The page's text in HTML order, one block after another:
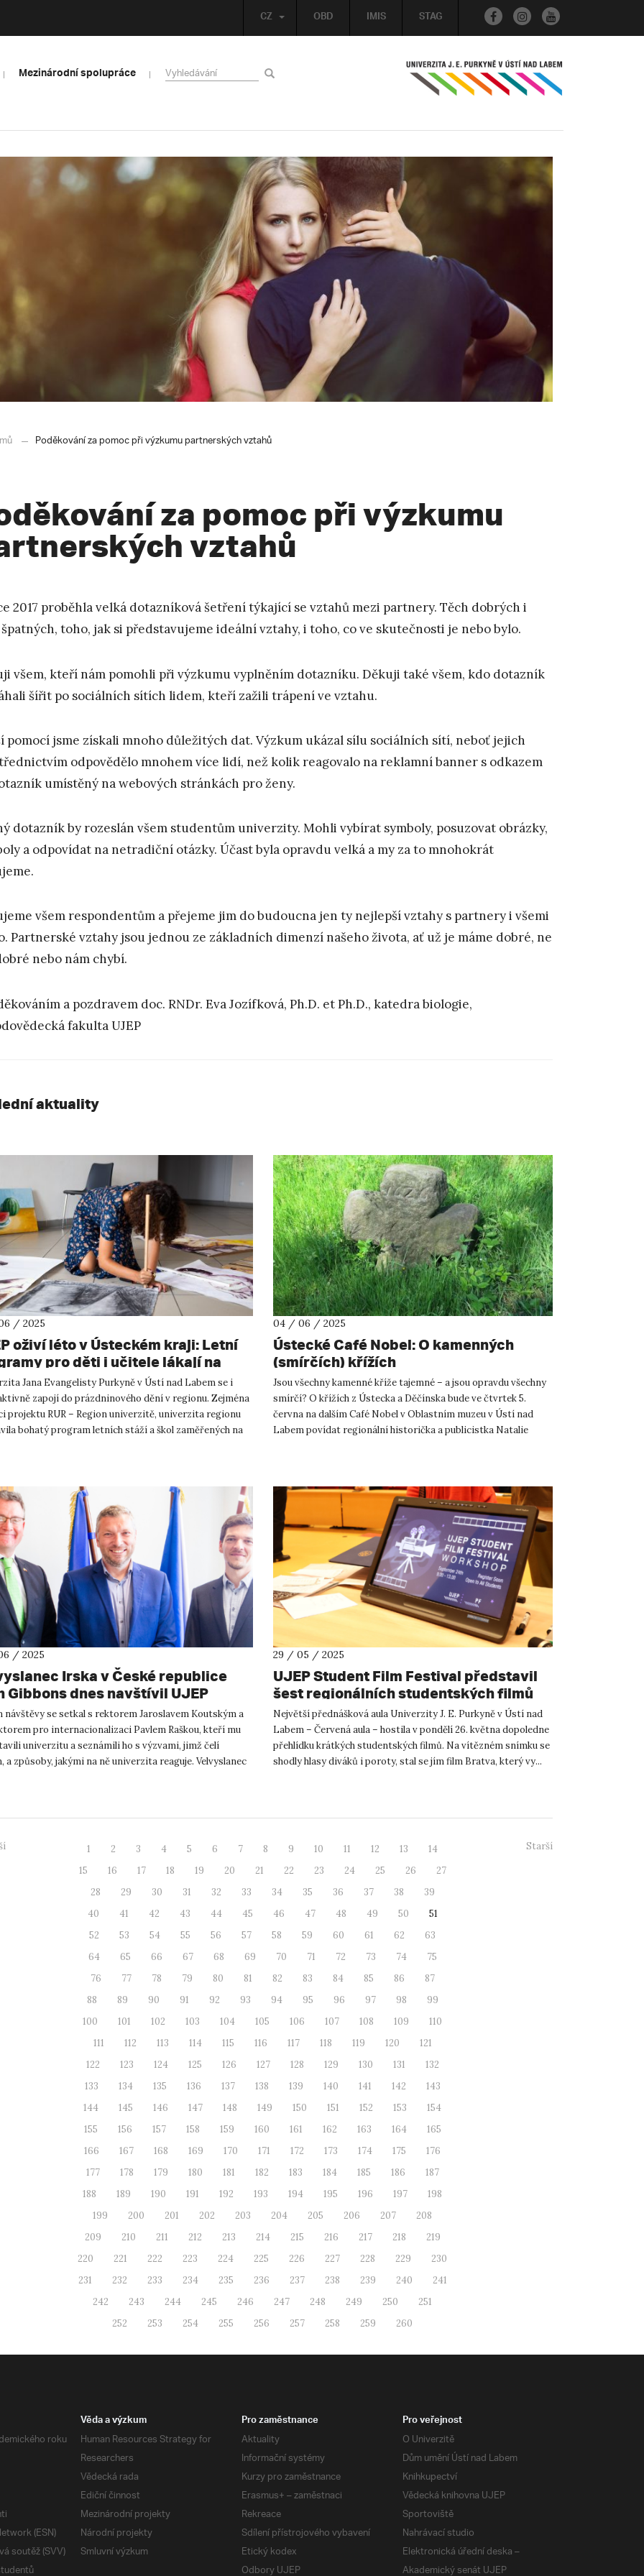
OBD IMIS STAG
CZ
Mezinárodní spolupráce
Poděkování za pomoc při výzkumu partnerských vztahů
za pomoc při výzkumu
vztahů
2017 proběhla velká dotazníková šetření týkající se vztahů mezi partnery. Těch dobrých i
toho, jak si představujeme ideální vztahy, i toho, co ve skutečnosti je nebo bylo.
všem, kteří nám pomohli při výzkumu vyplněním dotazníku. Děkuji také všem, kdo dotazník
šířit po sociálních sítích lidem, kteří zažili trápení ve vztahu.
pomocí jsme získali mnoho důležitých dat. Výzkum ukázal sílu sociálních sítí, neboť jejich
odpovědělo mnohem více lidí, než kolik reagovalo na reklamní banner s odkazem
umístěný na webových stránkách pro ženy.
dotazník by rozeslán všem studentům univerzity. Mohli vybírat symboly, posuzovat obrázky,
a odpovídat na netradiční otázky. Účast byla opravdu velká a my za to mnohokrát
všem respondentům a přejeme jim do budoucna jen ty nejlepší vztahy s partnery i všemi
Partnerské vztahy jsou jednou ze základních dimenzí našeho života, ať už je máme dobré, ne
nebo nám chybí.
a pozdravem doc. RNDr. Eva Jozífková, Ph.D. et Ph.D., katedra biologie,
fakulta UJEP
aktuality
/ 2025
oživí léto v Ústeckém kraji: Letní
pro děti i učitele lákají na
přírodu i umění
Jana Evangelisty Purkyně v Ústí nad Labem se i
zapojí do prázdninového dění v regionu. Zejména
projektu RUR – Region univerzitě, univerzita regionu
bohatý program letních stáží a škol zaměřených na
04 / 06 / 2025
Ústecké Café Nobel: O kamenných
(smírčích) křížích
Jsou všechny kamenné kříže tajemné – a jsou opravdu všechny
smírčí? O křížích z Ústecka a Děčínska bude ve čtvrtek 5.
června na dalším Café Nobel v Oblastním muzeu v Ústí nad
Labem povídat regionální historička a publicistka Natalie
/ 2025
Irska v České republice
Gibbons dnes navštívil UJEP
návštěvy se setkal s rektorem Jaroslavem Koutským a
pro internacionalizaci Pavlem Raškou, kteří mu
univerzitu a seznámili ho s výzvami, jimž čelí
a způsoby, jakými na ně univerzita reaguje. Velvyslanec
29 / 05 / 2025
UJEP Student Film Festival představil
šest regionálních studentských filmů
Největší přednášková aula Univerzity J. E. Purkyně v Ústí nad
Labem – Červená aula – hostila v pondělí 26. května dopoledne
přehlídku krátkých studentských filmů. Na vítězném snímku se
shodly hlasy diváků i poroty, stal se jím film Bratva, který vy...
1 2 3 4 5 6 7 8 9 10 11 12 13
14
15
16 17 18 19 20 21 22 23 24 25 26
27
28
29 30 31 32 33 34 35 36 37 38
39
40
41 42 43 44 45 46 47 48 49 50
51
52
53 54 55 56 57 58 59 60 61 62
63
64
65 66 67 68 69 70 71 72 73 74
75
76
77 78 79 80 81 82 83 84 85 86
87
88
89 90 91 92 93 94 95 96 97 98
99
100
101 102 103 104 105 106 107 108 109
110
111
112 113 114 115 116 117 118 119 120
121
122
123 124 125 126 127 128 129 130 131
132
133
134 135 136 137 138 139 140 141 142
143
144
145 146 147 148 149 150 151 152 153
154
155
156 157 158 159 160 161 162 163 164
165
166
167 168 169 170 171 172 173 174 175
176
177
178 179 180 181 182 183 184 185 186
187
188
189 190 191 192 193 194 195 196 197
198
199
200 201 202 203 204 205 206 207
208
209
210 211 212 213 214 215 216 217 218
219
220
221 222 223 224 225 226 227 228 229
230
231
232 233 234 235 236 237 238 239 240
241
242
243 244 245 246 247 248 249 250
251
252
253 254 255 256 257 258 259 260
Starší
roku
(ESN)
soutěž (SVV)
Věda a výzkum
Human Resources Strategy for
Researchers
Vědecká rada
Ediční činnost
Mezinárodní projekty
Národní projekty
Smluvní výzkum
Pro zaměstnance
Aktuality
Informační systémy
Kurzy pro zaměstnance
Erasmus+ – zaměstnaci
Rekreace
Sdílení přístrojového vybavení
Etický kodex
Odbory UJEP
Pro veřejnost
O Univerzitě
Dům umění Ústí nad Labem
Knihkupectví
Vědecká knihovna UJEP
Sportoviště
Nahrávací studio
Elektronická úřední deska –
Akademický senát UJEP